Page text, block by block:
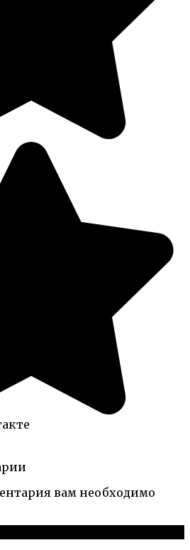
вам необходимо